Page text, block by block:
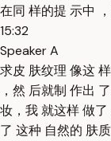
在同 样的提 示中
15:32
Speaker A
求皮 肤纹理 像这
，然 后就制 作出
妆，我 就这样 做
了 这种 自然的 肤